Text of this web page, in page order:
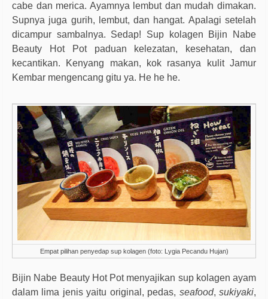
cabe dan merica. Ayamnya lembut dan mudah dimakan.
Supnya juga gurih, lembut, dan hangat. Apalagi setelah
dicampur sambalnya. Sedap! Sup kolagen Bijin Nabe
Beauty Hot Pot paduan kelezatan, kesehatan, dan
kecantikan. Kenyang makan, kok rasanya kulit Jamur
Kembar mengencang gitu ya. He he he.
Empat pilihan penyedap sup kolagen (foto: Lygia Pecandu Hujan)
Bijin Nabe Beauty Hot Pot menyajikan sup kolagen ayam
dalam lima jenis yaitu original, pedas, seafood,sukiyaki,